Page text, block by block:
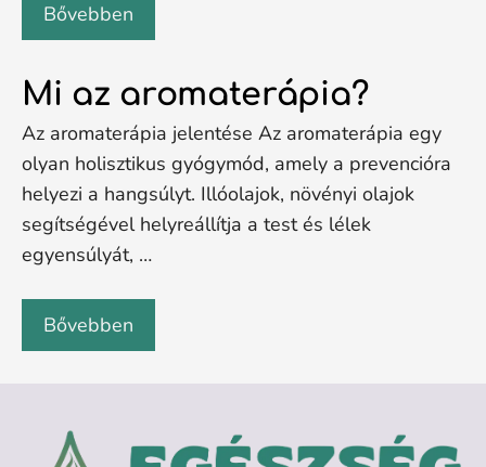
Bővebben
Mi az aromaterápia?
Az aromaterápia jelentése Az aromaterápia egy
olyan holisztikus gyógymód, amely a prevencióra
helyezi a hangsúlyt. Illóolajok, növényi olajok
segítségével helyreállítja a test és lélek
egyensúlyát, …
Bővebben